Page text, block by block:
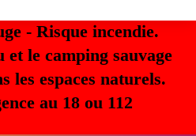
- Risque incendie.
le camping sauvage
les espaces naturels.
au 18 ou 112